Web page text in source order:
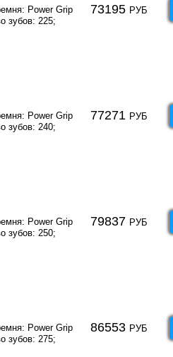
Power Grip
зубов: 225;
73195 РУБ
Power Grip
зубов: 240;
77271 РУБ
Power Grip
зубов: 250;
79837 РУБ
Power Grip
зубов: 275;
86553 РУБ